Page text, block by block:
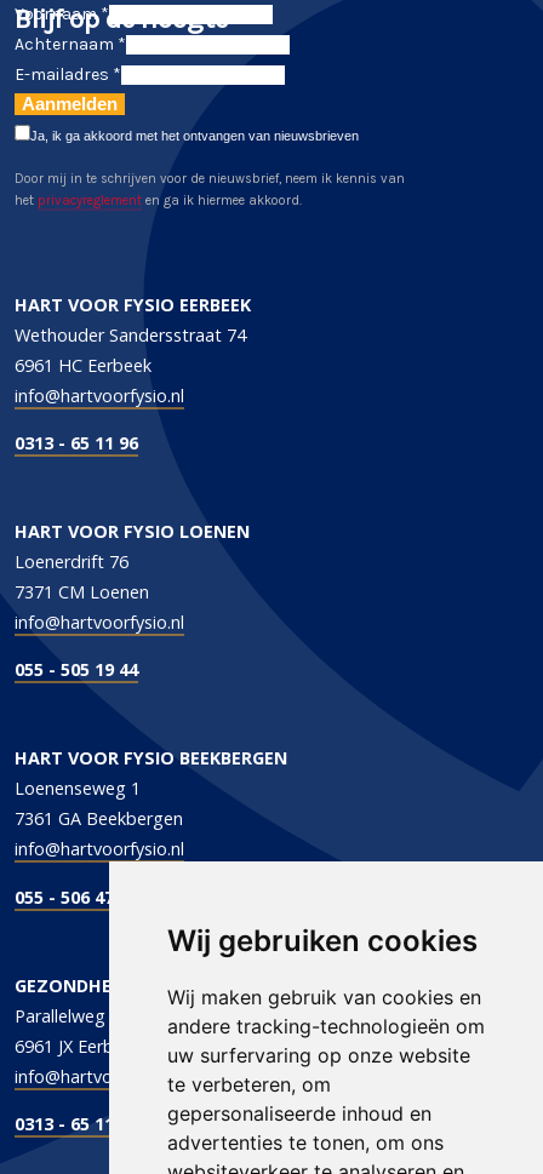
Wij gebruiken cookies
Wij maken gebruik van cookies en
andere tracking-technologieën om
uw surfervaring op onze website
te verbeteren, om
gepersonaliseerde inhoud en
advertenties te tonen, om ons
Blijf op de hoogte
Voornaam *
Achternaam *
E-mailadres *
Aanmelden
Ja, ik ga akkoord met het ontvangen van nieuwsbrieven
Door mij in te schrijven voor de nieuwsbrief, neem ik kennis van
het privacyreglement en ga ik hiermee akkoord.
HART VOOR FYSIO EERBEEK
Wethouder Sandersstraat 74
6961 HC Eerbeek
info@hartvoorfysio.nl
0313 - 65 11 96
HART VOOR FYSIO LOENEN
Loenerdrift 76
7371 CM Loenen
info@hartvoorfysio.nl
055 - 505 19 44
HART VOOR FYSIO BEEKBERGEN
Loenenseweg 1
7361 GA Beekbergen
info@hartvoorfysio.nl
055 - 506 47 47
GEZONDHEIDSCENTRUM DE PARALLEL
Parallelweg 1
6961 JX Eerbeek
info@hartvoorfysio.nl
0313 - 65 11 96